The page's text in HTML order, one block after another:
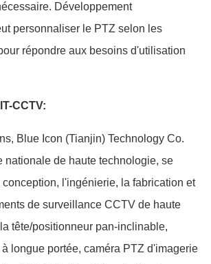
Développement
personnaliser le PTZ selon les
répondre aux besoins d'utilisation
CCTV:
Blue Icon (Tianjin) Technology Co.
nationale de haute technologie, se
l'ingénierie, la fabrication et
de surveillance CCTV de haute
tête/positionneur pan-inclinable,
longue portée, caméra PTZ d'imagerie